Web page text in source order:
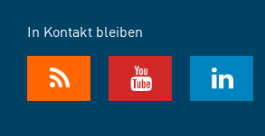
In Kontakt bleiben